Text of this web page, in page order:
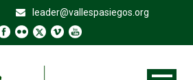
leader@vallespasiegos.org